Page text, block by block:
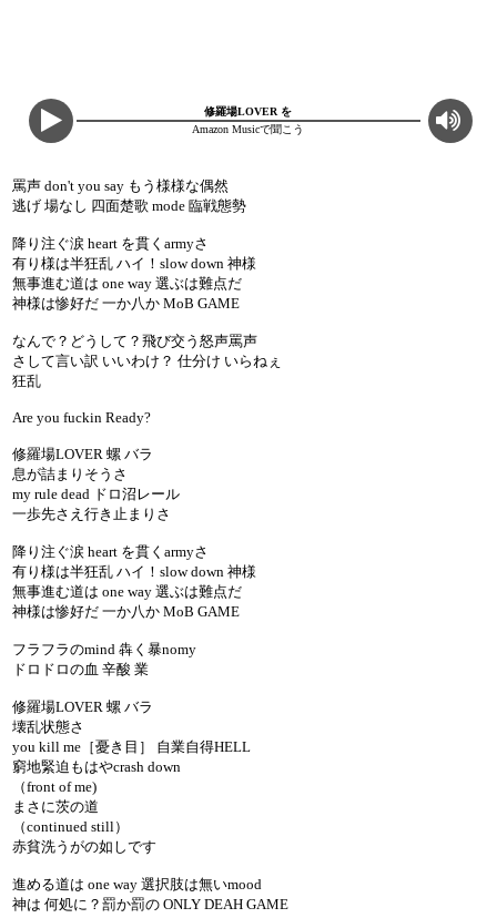
修羅場LOVER を
Amazon Musicで聞こう
罵声 don't you say もう様様な偶然
逃げ 場なし 四面楚歌 mode 臨戦態勢
降り注ぐ涙 heart を貫くarmyさ
有り様は半狂乱 ハイ！slow down 神様
無事進む道は one way 選ぶは難点だ
神様は惨好だ 一か八か MoB GAME
なんで？どうして？飛び交う怒声罵声
さして言い訳 いいわけ？ 仕分け いらねぇ
狂乱
Are you fuckin Ready?
修羅場LOVER 螺 バラ
息が詰まりそうさ
my rule dead ドロ沼レール
一歩先さえ行き止まりさ
降り注ぐ涙 heart を貫くarmyさ
有り様は半狂乱 ハイ！slow down 神様
無事進む道は one way 選ぶは難点だ
神様は惨好だ 一か八か MoB GAME
フラフラのmind 犇く暴nomy
ドロドロの血 辛酸 業
修羅場LOVER 螺 バラ
壊乱状態さ
you kill me［憂き目］ 自業自得HELL
窮地緊迫もはやcrash down
（front of me)
まさに茨の道
（continued still）
赤貧洗うがの如しです
進める道は one way 選択肢は無いmood
神は 何処に？罰か罰の ONLY DEAH GAME